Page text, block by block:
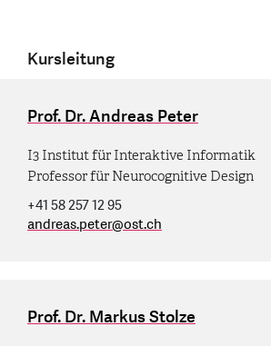
Kursleitung
Prof. Dr. Andreas Peter
I3 Institut für Interaktive Informatik
Professor für Neurocognitive Design
+41 58 257 12 95
andreas.peter@ost.ch
Prof. Dr. Markus Stolze